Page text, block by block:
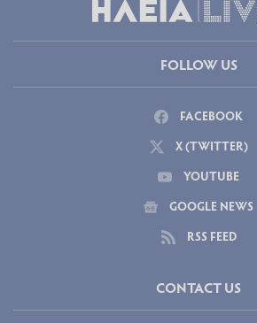
FOLLOW US
FACEBOOK
X (TWITTER)
YOUTUBE
GOOGLE NEWS
RSS FEED
CONTACT US